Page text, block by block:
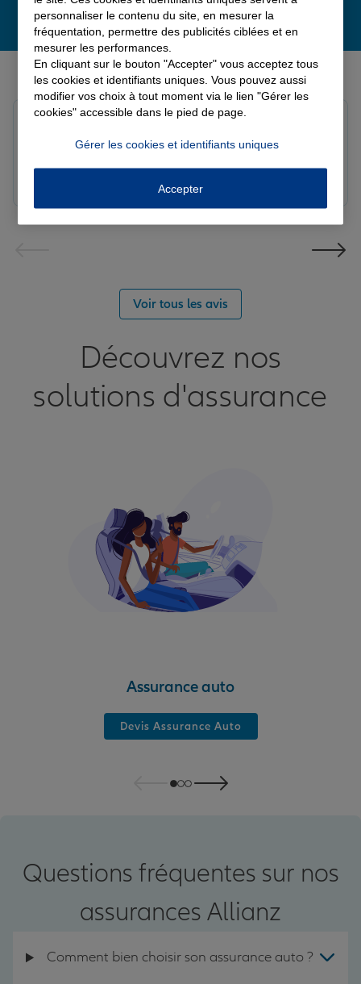
Derniers avis de nos agences Allianz
Le 08/08/2026 - Agence PAVILLY
Bon suivi de mon sinistre, merci
Louis M.
Voir tous les avis
Découvrez nos
solutions d'assurance
Assurance auto
Devis Assurance Auto
Questions fréquentes sur nos
assurances Allianz
Comment bien choisir son assurance auto ?
personnaliser le contenu du site, en mesurer la
fréquentation, permettre des publicités ciblées et en
mesurer les performances.
En cliquant sur le bouton "Accepter" vous acceptez tous
les cookies et identifiants uniques. Vous pouvez aussi
modifier vos choix à tout moment via le lien "Gérer les
cookies" accessible dans le pied de page.
Gérer les cookies et identifiants uniques
Accepter